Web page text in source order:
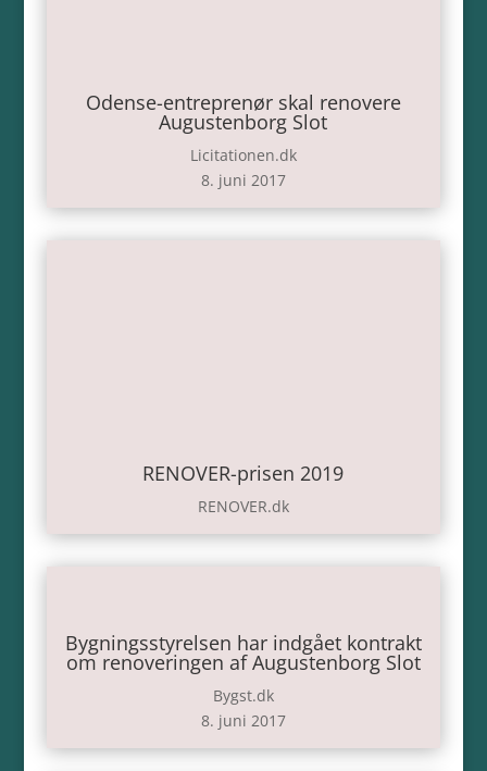
Odense-entreprenør skal renovere
Augustenborg Slot
Licitationen.dk
8. juni 2017
RENOVER-prisen 2019
RENOVER.dk
Bygningsstyrelsen har indgået kontrakt
om renoveringen af Augustenborg Slot
Bygst.dk
8. juni 2017